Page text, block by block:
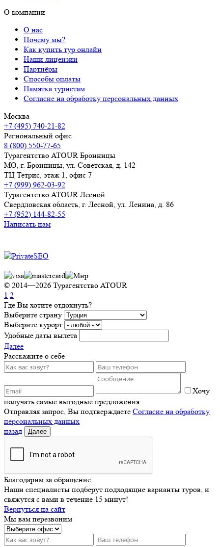
О компании
О нас
Почему мы?
Как купить тур онлайн
Наши лицензии
Партнёры
Способы оплаты
Памятка туристам
Согласие на обработку персональных данных
Москва
+7 (495) 740-21-82
Региональный офис
8 (800) 550-77-65
Турагентство ATOUR Бронницы
МО, г. Бронницы, ул. Советская, д. 142
ТЦ Тетрис, этаж 1, офис 7
+7 (999) 962-03-92
Турагентство ATOUR Лесной
Свердловская область, г. Лесной, ул. Ленина, д. 86
+7 (952) 144-82-55
Написать нам
© 2014—2026 Турагентство ATOUR
1 2
Где Вы хотите отдохнуть?
Выберите страну
Выберите курорт
Удобные даты вылета
Далее
Расскажите о себе
Хочу
получать самые выгодные предложения
Отправляя запрос, Вы подтверждаете Согласие на обработку
персональных данных
назад
Далее
Благодарим за обращение
Наши специалисты подберут подходящие варианты туров, и
свяжутся с вами в течение 15 минут!
Вернуться на сайт
Мы вам перезвоним